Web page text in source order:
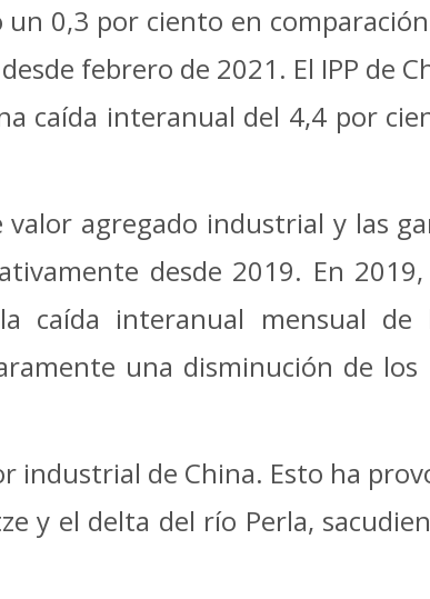
0,3 por ciento en
febrero de 2021. El IPP de
caída interanual del 4,4 por
agregado industrial y las
desde 2019. En 2019,
caída interanual mensual de
una disminución de los
industrial de China. Esto ha
y el delta del río Perla,